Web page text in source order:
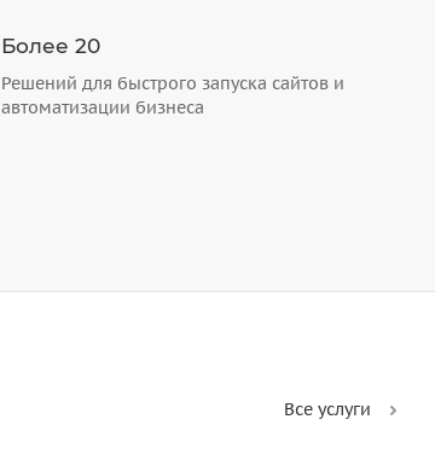
Более 20
Решений для быстрого запуска сайтов и
автоматизации бизнеса
Все услуги